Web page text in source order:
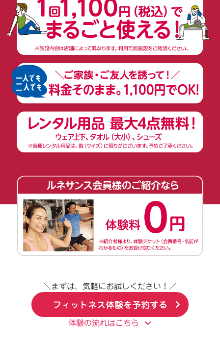
＼まずは、気軽にお試しください！／
フィットネス体験を予約する
体験の流れはこちら